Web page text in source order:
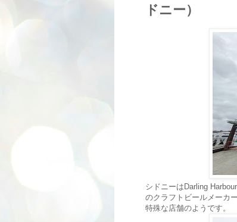
ドニー）
シドニーはDarling
のクラフトビールメーカ
特殊な店舗のようです。